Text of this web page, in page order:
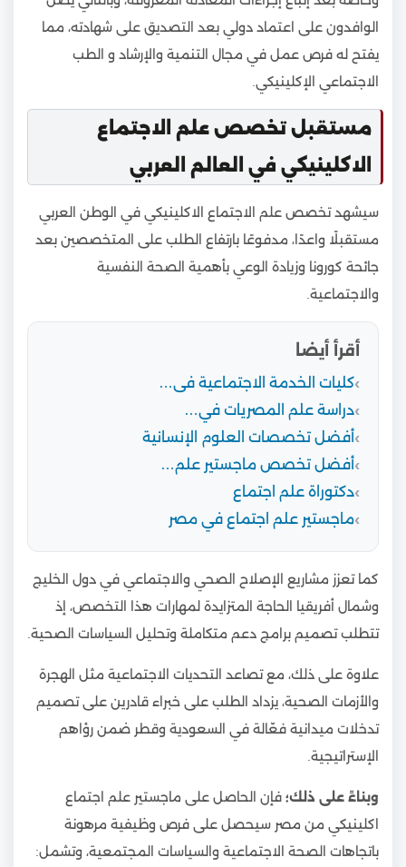
الوافدون على اعتماد دولي بعد التصديق على شهادته، مما
يفتح له فرص عمل في مجال التنمية والإرشاد و الطب
الاجتماعي الإكلينيكي.
مستقبل تخصص علم الاجتماع
الاكلينيكي في العالم العربي
سيشهد تخصص علم الاجتماع الاكلينيكي في الوطن العربي
مستقبلًا واعدًا، مدفوعًا بارتفاع الطلب على المتخصصين بعد
جائحة كورونا وزيادة الوعي بأهمية الصحة النفسية
والاجتماعية.
أقرأ أيضا
كليات الخدمة الاجتماعية فى…
دراسة علم المصريات في…
أفضل تخصصات العلوم الإنسانية
أفضل تخصص ماجستير علم…
دكتوراة علم اجتماع
ماجستير علم اجتماع في مصر
كما تعزز مشاريع الإصلاح الصحي والاجتماعي في دول الخليج
وشمال أفريقيا الحاجة المتزايدة لمهارات هذا التخصص، إذ
تتطلب تصميم برامج دعم متكاملة وتحليل السياسات الصحية.
علاوة على ذلك، مع تصاعد التحديات الاجتماعية مثل الهجرة
والأزمات الصحية، يزداد الطلب على خبراء قادرين على تصميم
تدخلات ميدانية فعّالة في السعودية وقطر ضمن رؤاهم
الإستراتيجية.
وبناءً على ذلك؛ فإن الحاصل على ماجستير علم اجتماع
اكلينيكي من مصر سيحصل على فرص وظيفية مرهونة
باتجاهات الصحة الاجتماعية والسياسات المجتمعية، وتشمل: